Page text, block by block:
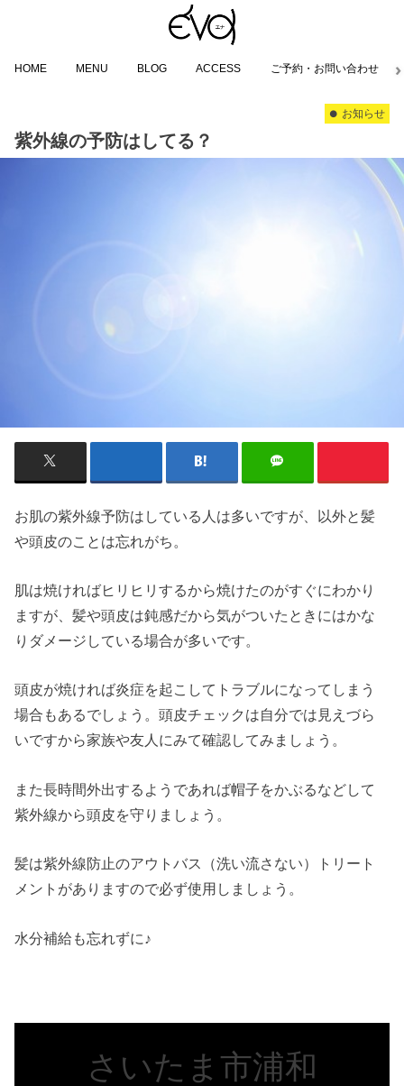
HOME MENU BLOG ACCESS ご予約・お問い合わせ
お知らせ
紫外線の予防はしてる？
お肌の紫外線予防はしている人は多いですが、以外と髪
や頭皮のことは忘れがち。
肌は焼ければヒリヒリするから焼けたのがすぐにわかり
ますが、髪や頭皮は鈍感だから気がついたときにはかな
りダメージしている場合が多いです。
頭皮が焼ければ炎症を起こしてトラブルになってしまう
場合もあるでしょう。頭皮チェックは自分では見えづら
いですから家族や友人にみて確認してみましょう。
また長時間外出するようであれば帽子をかぶるなどして
紫外線から頭皮を守りましょう。
髪は紫外線防止のアウトバス（洗い流さない）トリート
メントがありますので必ず使用しましょう。
水分補給も忘れずに♪
さいたま市浦和